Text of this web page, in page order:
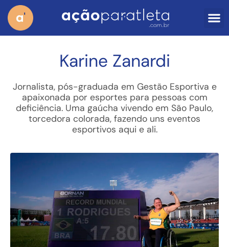
Karine Zanardi
Jornalista, pós-graduada em Gestão Esportiva e
apaixonada por esportes para pessoas com
deficiência. Uma gaúcha vivendo em São Paulo,
torcedora colorada, fazendo uns eventos
esportivos aqui e ali.